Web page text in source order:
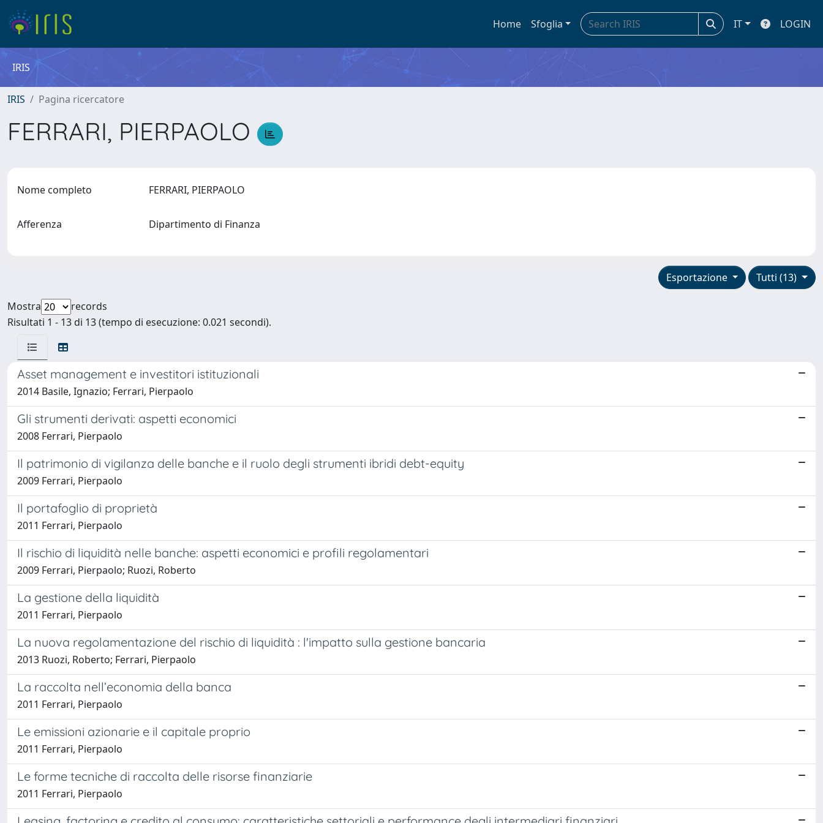
Home Sfoglia IT LOGIN
IRIS
IRIS Pagina ricercatore
FERRARI, PIERPAOLO
Nome completo FERRARI, PIERPAOLO
Afferenza Dipartimento di Finanza
Tutti (13)
Esportazione
Mostra
records
Risultati 1 - 13 di 13 (tempo di esecuzione: 0.021 secondi).
Asset management e investitori istituzionali
2014 Basile, Ignazio; Ferrari, Pierpaolo
Gli strumenti derivati: aspetti economici
2008 Ferrari, Pierpaolo
Il patrimonio di vigilanza delle banche e il ruolo degli strumenti ibridi debt-equity
2009 Ferrari, Pierpaolo
Il portafoglio di proprietà
2011 Ferrari, Pierpaolo
Il rischio di liquidità nelle banche: aspetti economici e profili regolamentari
2009 Ferrari, Pierpaolo; Ruozi, Roberto
La gestione della liquidità
2011 Ferrari, Pierpaolo
La nuova regolamentazione del rischio di liquidità : l'impatto sulla gestione bancaria
2013 Ruozi, Roberto; Ferrari, Pierpaolo
La raccolta nell’economia della banca
2011 Ferrari, Pierpaolo
Le emissioni azionarie e il capitale proprio
2011 Ferrari, Pierpaolo
Le forme tecniche di raccolta delle risorse finanziarie
2011 Ferrari, Pierpaolo